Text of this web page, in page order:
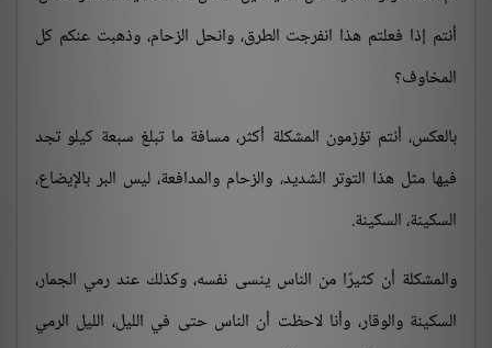
أنتم إذا فعلتم هذا انفرجت الطرق، وانحل الزحام، وذهبت عنكم كل
المخاوف؟
بالعكس، أنتم تؤزمون المشكلة أكثر، مسافة ما تبلغ سبعة كيلو تجد
فيها مثل هذا التوتر الشديد، والزحام والمدافعة، ليس البر بالإيضاع،
السكينة، السكينة.
والمشكلة أن كثيرًا من الناس ينسى نفسه، وكذلك عند رمي الجمار،
السكينة والوقار، وأنا لاحظت أن الناس حتى في الليل، الليل الرمي